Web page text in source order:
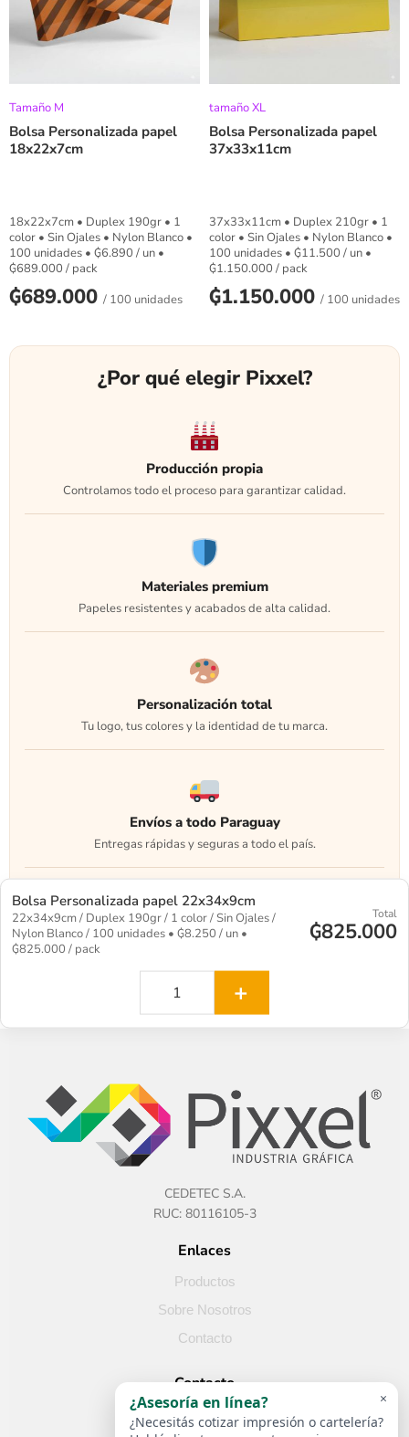
×
¿Asesoría en línea?
¿Necesitás cotizar impresión o cartelería?
Tamaño M
Bolsa Personalizada papel
18x22x7cm
18x22x7cm • Duplex 190gr • 1
color • Sin Ojales • Nylon Blanco •
100 unidades •₲ 6.890/ un •
₲689.000/ pack
₲689.000 / 100 unidades
tamaño XL
Bolsa Personalizada papel
37x33x11cm
37x33x11cm • Duplex 210gr • 1
color • Sin Ojales • Nylon Blanco •
100 unidades •₲ 11.500/ un •
₲1.150.000/ pack
₲1.150.000 / 100 unidades
¿Por qué elegir Pixxel?
Producción propia
Controlamos todo el proceso para garantizar calidad.
Materiales premium
Papeles resistentes y acabados de alta calidad.
Personalización total
Tu logo, tus colores y la identidad de tu marca.
Envíos a todo Paraguay
Entregas rápidas y seguras a todo el país.
Atención personalizada
Te asesoramos para elegir la mejor opción.
CEDETEC S.A.
RUC: 80116105-3
Enlaces
Contacto
Paraguay
+595 982 398 853
Bolsa Personalizada papel 22x34x9cm
22x34x9cm / Duplex 190gr / 1 color / Sin Ojales /
Nylon Blanco / 100 unidades • ₲8.250 / un •
₲825.000 / pack
Total
₲825.000
+